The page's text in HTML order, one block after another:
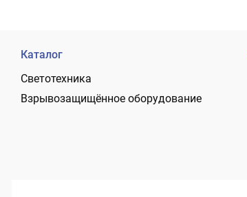
Каталог
Светотехника
Взрывозащищённое оборудование